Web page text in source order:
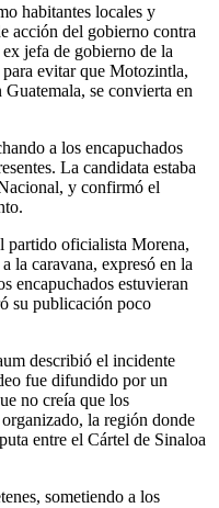
habitantes locales y
acción del gobierno contra
jefa de gobierno de la
evitar que Motozintla,
se convierta en
a los encapuchados
La candidata estaba
y confirmó el
partido oficialista Morena,
la caravana, expresó en la
encapuchados estuvieran
su publicación poco
describió el incidente
fue difundido por un
no creía que los
la región donde
entre el Cártel de Sinaloa
sometiendo a los